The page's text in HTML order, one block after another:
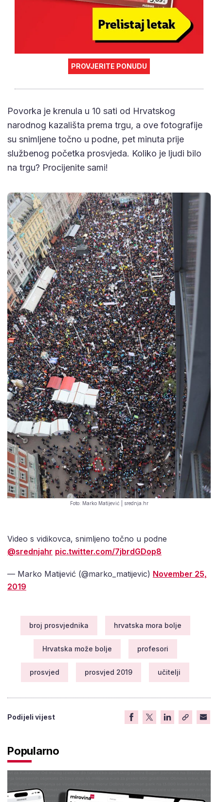
PROVJERITE PONUDU
Povorka je krenula u 10 sati od Hrvatskog
narodnog kazališta prema trgu, a ove fotografije
su snimljene točno u podne, pet minuta prije
službenog početka prosvjeda. Koliko je ljudi bilo
na trgu? Procijenite sami!
Foto: Marko Matijević | srednja.hr
Video s vidikovca, snimljeno točno u podne
@srednjahr pic.twitter.com/7jbrdGDop8
— Marko Matijević (@marko_matijevic) November 25,
2019
broj prosvjednika hrvatska mora bolje
Hrvatska može bolje profesori
prosvjed prosvjed 2019 učitelji
Podijeli vijest
Popularno